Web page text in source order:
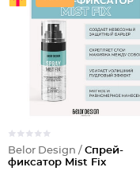
Belor Design / Спрей-
фиксатор Mist Fix